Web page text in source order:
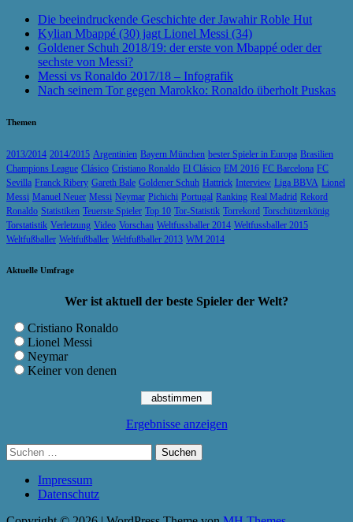
Die beeindruckende Geschichte der Jawahir Roble Hut
Kylian Mbappé (30) jagt Lionel Messi (34)
Goldener Schuh 2018/19: der erste von Mbappé oder der
sechste von Messi?
Messi vs Ronaldo 2017/18 – Infografik
Nach seinem Tor gegen Marokko: Ronaldo überholt Puskas
Themen
2013/2014 2014/2015 Argentinien Bayern München bester Spieler in Europa Brasilien
Champions League Clásico Cristiano Ronaldo El Clásico EM 2016 FC Barcelona FC
Sevilla Franck Ribery Gareth Bale Goldener Schuh Hattrick Interview Liga BBVA Lionel
Messi Manuel Neuer Messi Neymar Pichichi Portugal Ranking Real Madrid Rekord
Ronaldo Statistiken Teuerste Spieler Top 10 Tor-Statistik Torrekord Torschützenkönig
Torstatistik Verletzung Video Vorschau Weltfussballer 2014 Weltfussballer 2015
Weltfußballer Weltfußballer Weltfußballer 2013 WM 2014
Aktuelle Umfrage
Wer ist aktuell der beste Spieler der Welt?
Cristiano Ronaldo
Lionel Messi
Neymar
Keiner von denen
Ergebnisse anzeigen
Suchen
nach:
Impressum
Datenschutz